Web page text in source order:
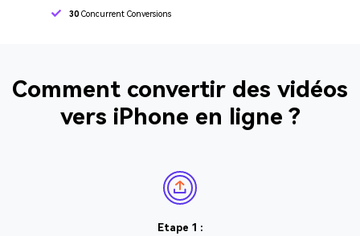
30 Concurrent Conversions
Comment convertir des vidéos
vers iPhone en ligne ?
Etape 1 :